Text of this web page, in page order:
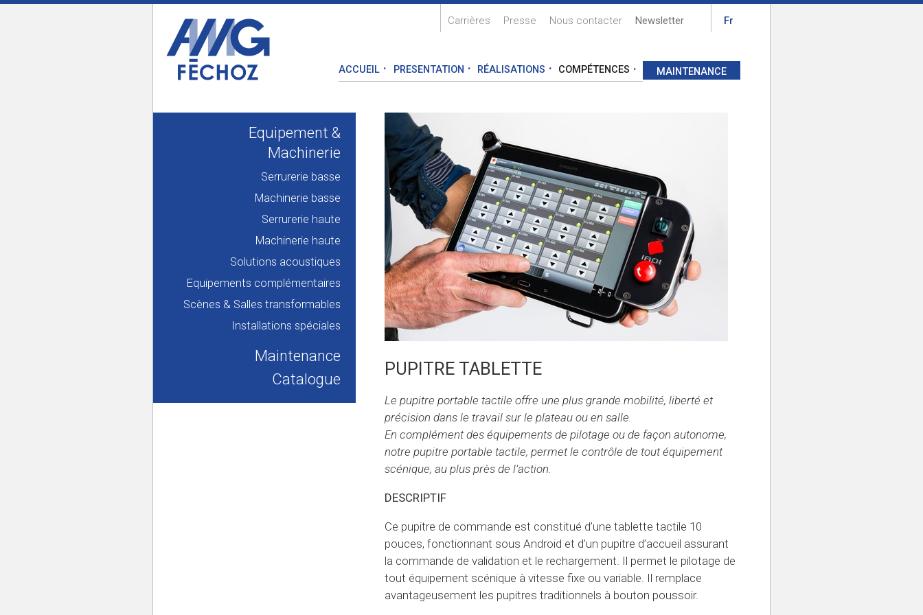
Carrières Presse Nous contacter Newsletter Fr
ACCUEIL PRESENTATION RÉALISATIONS COMPÉTENCES MAINTENANCE
Equipement &
Machinerie
Serrurerie basse
Machinerie basse
Serrurerie haute
Machinerie haute
Solutions acoustiques
Equipements complémentaires
Scènes & Salles transformables
Installations spéciales
Maintenance
Catalogue
PUPITRE TABLETTE
Le pupitre portable tactile offre une plus grande mobilité, liberté et
précision dans le travail sur le plateau ou en salle.
En complément des équipements de pilotage ou de façon autonome,
notre pupitre portable tactile, permet le contrôle de tout équipement
scénique, au plus près de l’action.
DESCRIPTIF
Ce pupitre de commande est constitué d’une tablette tactile 10
pouces, fonctionnant sous Android et d’un pupitre d’accueil assurant
la commande de validation et le rechargement. Il permet le pilotage de
tout équipement scénique à vitesse fixe ou variable. Il remplace
avantageusement les pupitres traditionnels à bouton poussoir.